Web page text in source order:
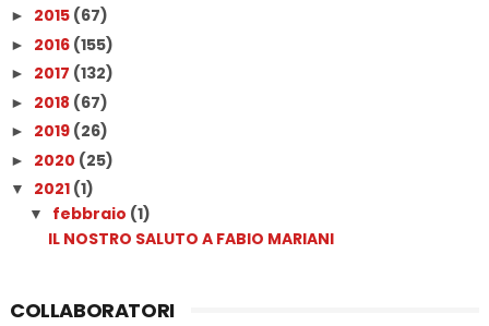
► 2015 (67)
► 2016 (155)
► 2017 (132)
► 2018 (67)
► 2019 (26)
► 2020 (25)
▼ 2021 (1)
▼ febbraio (1)
IL NOSTRO SALUTO A FABIO MARIANI
COLLABORATORI